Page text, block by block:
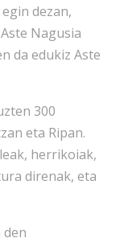
dezan,
Nagusia
da edukiz Aste
300
eta Ripan.
herrikoiak,
direnak, eta